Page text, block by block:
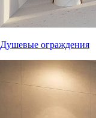
Душевые ограждения